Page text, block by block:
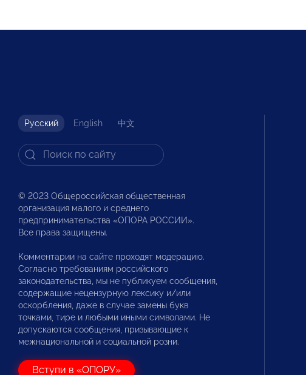
Русский English 中文
© 2023 Общероссийская общественная
организация малого и среднего
предпринимательства «ОПОРА РОССИИ».
Все права защищены.
Комментарии на сайте проходят модерацию.
Согласно требованиям российского
законодательства, мы не публикуем сообщения,
содержащие нецензурную лексику и/или
оскорбления, даже в случае замены букв
точками, тире и любыми иными символами. Не
допускаются сообщения, призывающие к
межнациональной и социальной розни.
Вступи в «ОПОРУ»